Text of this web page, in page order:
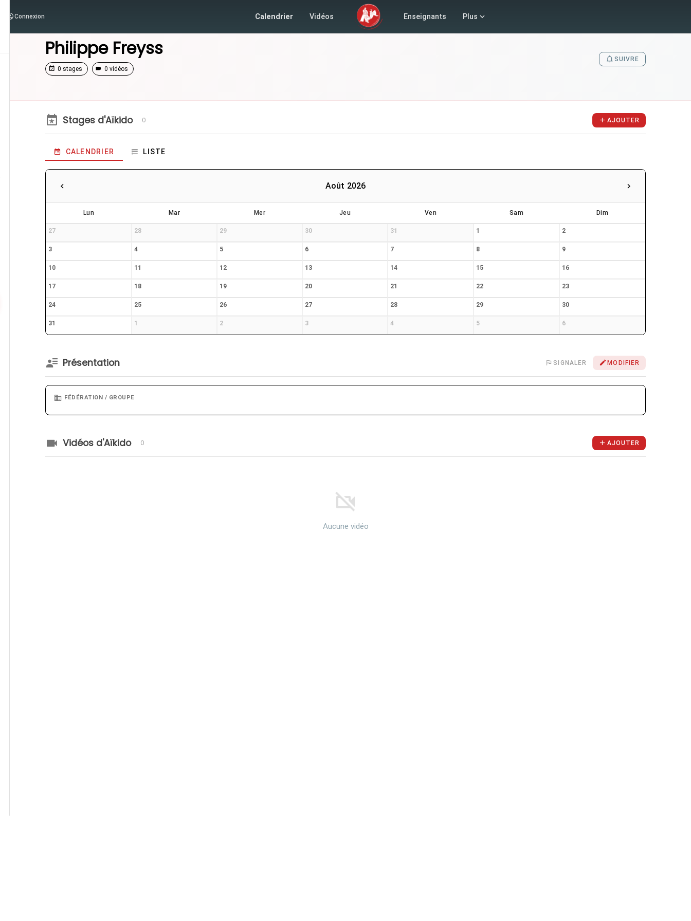
Connexion Calendrier Vidéos Enseignants Plus
Philippe Freyss
0 stages 0 vidéos
SUIVRE
Stages d'Aïkido 0 AJOUTER
CALENDRIER LISTE
Août 2026
Lun Mar Mer Jeu Ven Sam Dim
27 28 29 30 31 1 2
3 4 5 6 7 8 9
10 11 12 13 14 15 16
17 18 19 20 21 22 23
24 25 26 27 28 29 30
31 1 2 3 4 5 6
Présentation SIGNALER MODIFIER
FÉDÉRATION / GROUPE
Vidéos d'Aïkido 0 AJOUTER
Aucune vidéo